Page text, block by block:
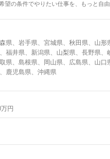
望の条件でやりたい仕事を、もっと自由
県、岩手県、宮城県、秋田県、山
福井県、新潟県、山梨県、長野県
県、島根県、岡山県、広島県、山
鹿児島県、沖縄県
円